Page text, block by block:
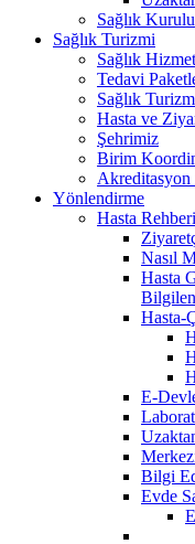
Sağlık Kurulu
Sağlık Turizmi
Sağlık
Tedavi
Sağlık
Hasta ve
Şehrimiz
Birim
Akreditasyon
Yönlendirme
Hasta Rehberi
Nasıl
Hasta
Hasta-
E-
Bilgi
Evde